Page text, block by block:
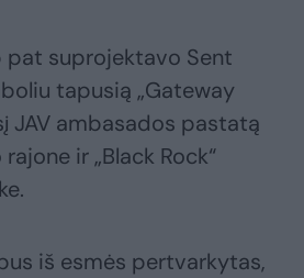
pat suprojektavo Sent
tapusią „Gateway
JAV ambasados pastatą
ir „Black Rock“
iš esmės pertvarkytas,